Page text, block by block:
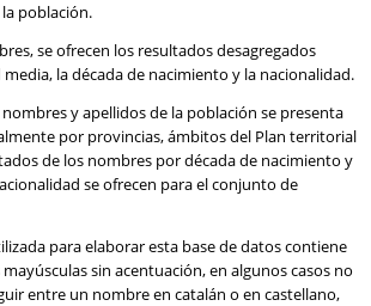
población.
se ofrecen los resultados desagregados
media, la década de nacimiento y la nacionalidad.
y apellidos de la población se presenta
por provincias, ámbitos del Plan territorial
de los nombres por década de nacimiento y
se ofrecen para el conjunto de
para elaborar esta base de datos contiene
sin acentuación, en algunos casos no
entre un nombre en catalán o en castellano,